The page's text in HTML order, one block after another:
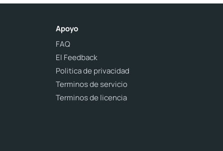
Apoyo
FAQ
El Feedback
Politica de privacidad
Terminos de servicio
Terminos de licencia